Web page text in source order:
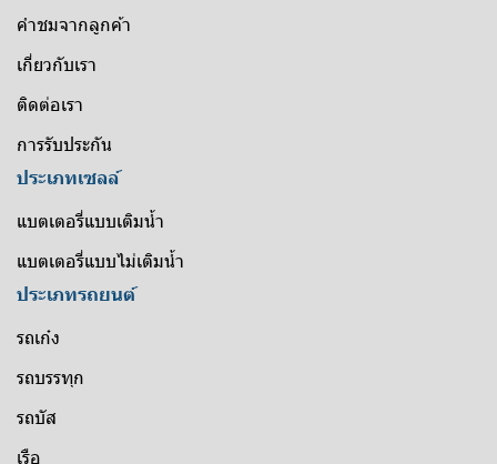
คำชมจากลูกค้า
เกี่ยวกับเรา
ติดต่อเรา
การรับประกัน
ประเภทเซลล์
แบตเตอรี่แบบเติมน้ำ
แบตเตอรี่แบบไม่เติมน้ำ
ประเภทรถยนต์
รถเก๋ง
รถบรรทุก
รถบัส
เรือ